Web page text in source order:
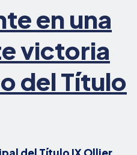
en una
victoria
del Título